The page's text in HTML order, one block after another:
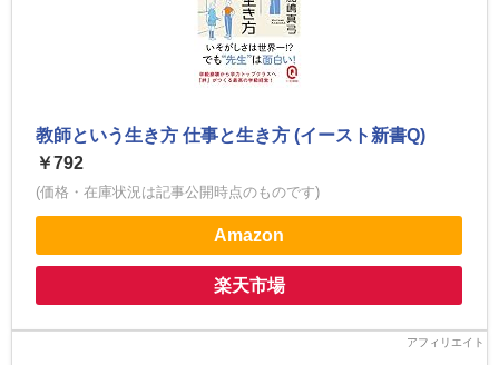
教師という生き方 仕事と生き方 (イースト新書Q)
￥792
(価格・在庫状況は記事公開時点のものです)
Amazon
楽天市場